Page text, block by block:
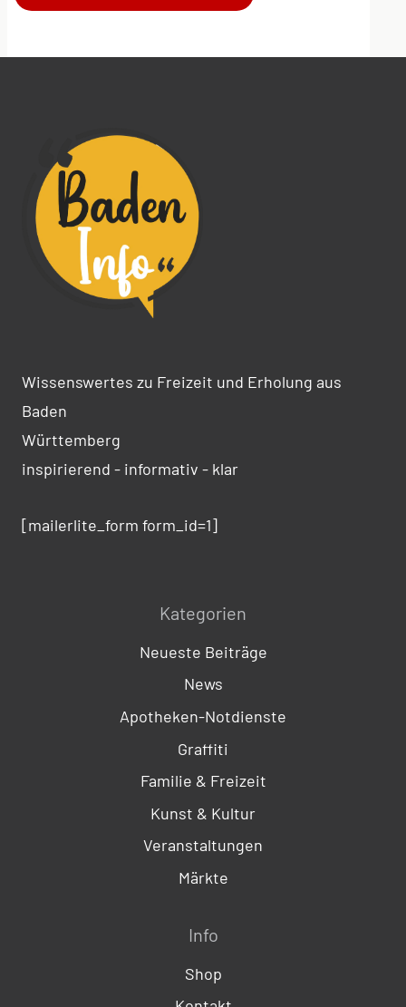
Wissenswertes zu Freizeit und Erholung aus
Baden
Württemberg
inspirierend - informativ - klar
[mailerlite_form form_id=1]
Kategorien
Neueste Beiträge
News
Apotheken-Notdienste
Graffiti
Familie & Freizeit
Kunst & Kultur
Veranstaltungen
Märkte
Info
Shop